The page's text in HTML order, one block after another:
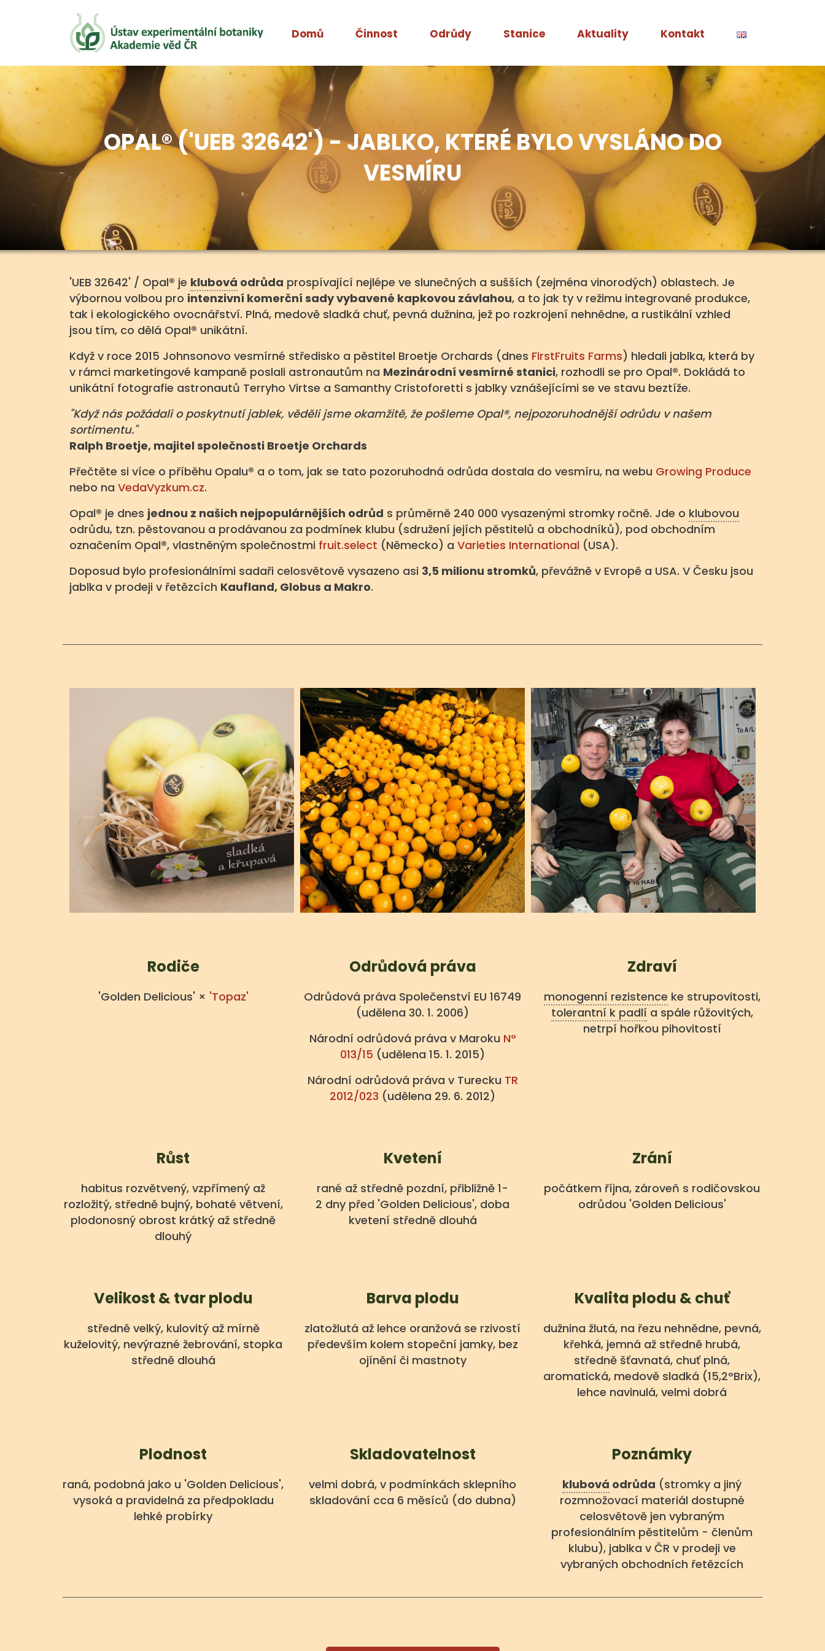
Domů Činnost Odrůdy Stanice Aktuality Kontakt
OPAL® ('UEB 32642') - JABLKO, KTERÉ BYLO VYSLÁNO DO
VESMÍRU
'UEB 32642' / Opal® je klubová odrůda prospívající nejlépe ve slunečných a sušších (zejména vinorodých) oblastech. Je
výbornou volbou pro intenzivní komerční sady vybavené kapkovou závlahou, a to jak ty v režimu integrované produkce,
tak i ekologického ovocnářství. Plná, medově sladká chuť, pevná dužnina, jež po rozkrojení nehnědne, a rustikální vzhled
jsou tím, co dělá Opal® unikátní.
Když v roce 2015 Johnsonovo vesmírné středisko a pěstitel Broetje Orchards (dnes FirstFruits Farms) hledali jablka, která by
v rámci marketingové kampaně poslali astronautům na Mezinárodní vesmírné stanici, rozhodli se pro Opal®. Dokládá to
unikátní fotografie astronautů Terryho Virtse a Samanthy Cristoforetti s jablky vznášejícími se ve stavu beztíže.
"Když nás požádali o poskytnutí jablek, věděli jsme okamžitě, že pošleme Opal®, nejpozoruhodnější odrůdu v našem
sortimentu."
Ralph Broetje, majitel společnosti Broetje Orchards
Přečtěte si více o příběhu Opalu® a o tom, jak se tato pozoruhodná odrůda dostala do vesmíru, na webu Growing Produce
nebo naVedaVyzkum.cz.
Opal® je dnes jednou z našich nejpopulárnějších odrůd s průměrně 240 000 vysazenými stromky ročně. Jde o klubovou
odrůdu, tzn. pěstovanou a prodávanou za podmínek klubu (sdružení jejích pěstitelů a obchodníků), pod obchodním
označením Opal®, vlastněným společnostmi fruit.select (Německo) aVarieties International (USA).
Doposud bylo profesionálními sadaři celosvětově vysazeno asi 3,5 milionu stromků, převážně v Evropě a USA. V Česku jsou
jablka v prodeji v řetězcích Kaufland, Globus a Makro.
Rodiče
'Golden Delicious' × 'Topaz'
Odrůdová práva
Odrůdová práva Společenství EU 16749
(udělena 30. 1. 2006)
Národní odrůdová práva v Maroku N°
013/15 (udělena 15. 1. 2015)
Národní odrůdová práva v Turecku TR
2012/023 (udělena 29. 6. 2012)
Zdraví
monogenní rezistence ke strupovitosti,
tolerantní k padlí a spále růžovitých,
netrpí hořkou pihovitostí
Růst
habitus rozvětvený, vzpřímený až
rozložitý, středně bujný, bohaté větvení,
plodonosný obrost krátký až středně
dlouhý
Kvetení
rané až středně pozdní, přibližně 1-
2 dny před 'Golden Delicious', doba
kvetení středně dlouhá
Zrání
počátkem října, zároveň s rodičovskou
odrůdou 'Golden Delicious'
Velikost & tvar plodu
středně velký, kulovitý až mírně
kuželovitý, nevýrazné žebrování, stopka
středně dlouhá
Barva plodu
zlatožlutá až lehce oranžová se rzivostí
především kolem stopeční jamky, bez
ojínění či mastnoty
Kvalita plodu & chuť
dužnina žlutá, na řezu nehnědne, pevná,
křehká, jemná až středně hrubá,
středně šťavnatá, chuť plná,
aromatická, medově sladká (15,2°Brix),
lehce navinulá, velmi dobrá
Plodnost
raná, podobná jako u 'Golden Delicious',
vysoká a pravidelná za předpokladu
lehké probírky
Skladovatelnost
velmi dobrá, v podmínkách sklepního
skladování cca 6 měsíců (do dubna)
Poznámky
klubová odrůda (stromky a jiný
rozmnožovací materiál dostupné
celosvětově jen vybraným
profesionálním pěstitelům - členům
klubu), jablka v ČR v prodeji ve
vybraných obchodních řetězcích